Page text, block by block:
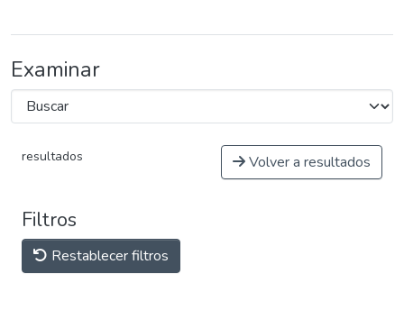
Examinar
resultados Volver a resultados
Filtros
Restablecer filtros